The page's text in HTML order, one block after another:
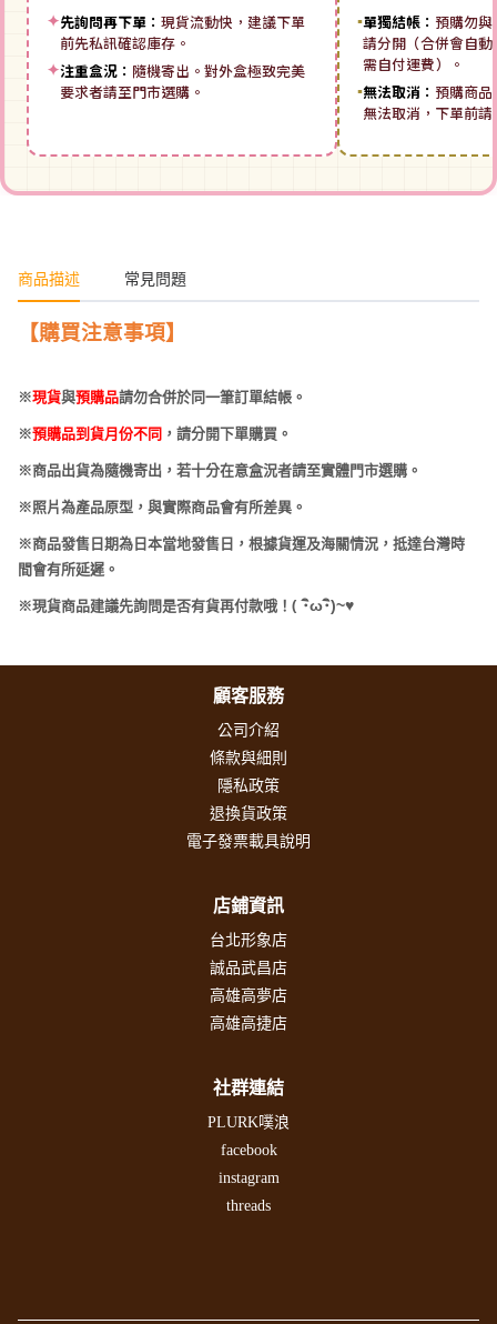
✦先詢問再下單： 現貨流動快，建議下單
前先私訊確認庫存。
✦注重盒況： 隨機寄出。對外盒極致完美
要求者請至門市選購。
▪單獨結帳： 預購勿與
請分開（合併會自
需自付運費）。
▪無法取消： 預購商品
無法取消，下單前
商品描述 常見問題
【購買注意事項】
※現貨與預購品請勿合併於同一筆訂單結帳。
※預購品到貨月份不同 ，請分開下單購買。
※商品出貨為隨機寄出，若十分在意盒況者請至實體門市選購。
※照片為產品原型，與實際商品會有所差異。
※商品發售日期為日本當地發售日，根據貨運及海關情況，抵達台灣時
間會有所延遲。
※現貨商品建議先詢問是否有貨再付款哦！ (･ω･)~♥
顧客服務
公司介紹
條款與細則
隱私政策
退換貨政策
電子發票載具說明
店鋪資訊
台北形象店
誠品武昌店
高雄高夢店
高雄高捷店
社群連結
PLURK噗浪
facebook
instagram
threads